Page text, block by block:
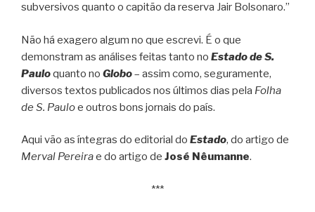
subversivos quanto o capitão da reserva Jair Bolsonaro.”
Não há exagero algum no que escrevi. É o que
demonstram as análises feitas tanto no Estado de S.
Pauloquanto no Globo– assim como, seguramente,
diversos textos publicados nos últimos dias pela Folha
de S. Pauloe outros bons jornais do país.
Aqui vão as íntegras do editorial do Estado, do artigo de
Merval Pereirae do artigo de José Nêumanne.
***